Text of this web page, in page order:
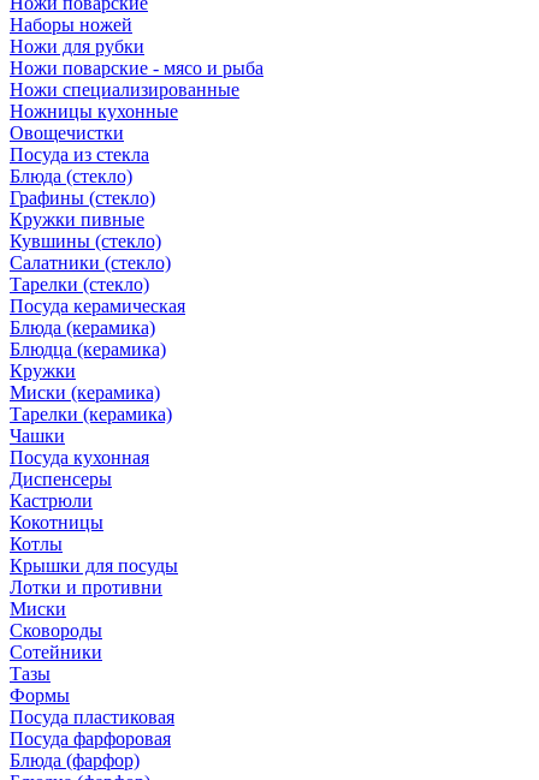
Наборы ножей
Ножи для рубки
Ножи поварские - мясо и рыба
Ножи специализированные
Ножницы кухонные
Овощечистки
Посуда из стекла
Блюда (стекло)
Графины (стекло)
Кружки пивные
Кувшины (стекло)
Салатники (стекло)
Тарелки (стекло)
Посуда керамическая
Блюда (керамика)
Блюдца (керамика)
Кружки
Миски (керамика)
Тарелки (керамика)
Чашки
Посуда кухонная
Диспенсеры
Кастрюли
Кокотницы
Котлы
Крышки для посуды
Лотки и противни
Миски
Сковороды
Сотейники
Тазы
Формы
Посуда пластиковая
Посуда фарфоровая
Блюда (фарфор)